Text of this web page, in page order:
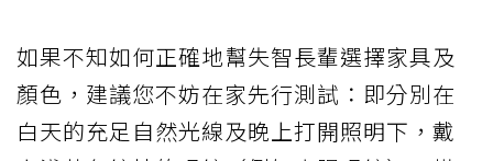
如果不知如何正確地幫失智長輩選擇家具及
顏色，建議您不妨在家先行測試：即分別在
白天的充足自然光線及晚上打開照明下，戴